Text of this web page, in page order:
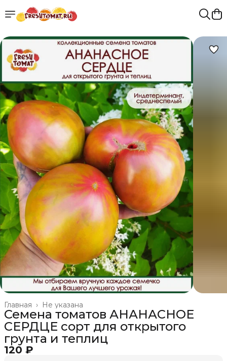
Не указана
Главная ›
Семена томатов АНАНАСНОЕ
СЕРДЦЕ сорт для открытого
грунта и теплиц
120 ₽